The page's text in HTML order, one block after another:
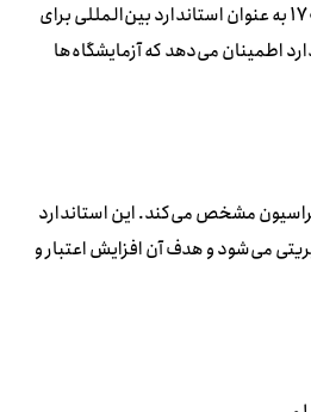
به عنوان استاندارد بین‌المللی برای
اطمینان می‌دهد که آزمایشگاه‌ها
مشخص می‌کند. این استاندارد
می‌شود و هدف آن افزایش اعتبار و